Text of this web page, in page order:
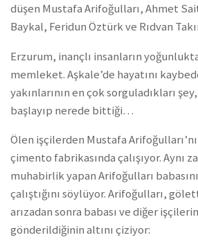
düşen Mustafa Arifoğulları, Ahmet
Baykal, Feridun Öztürk ve Rıdvan
Erzurum, inançlı insanların
memleket. Aşkale’de hayatını
yakınlarının en çok sorguladıkları
başlayıp nerede bittiği…
Ölen işçilerden Mustafa
çimento fabrikasında çalışıyor. Aynı
muhabirlik yapan Arifoğulları
çalıştığını söylüyor. Arifoğulları,
arızadan sonra babası ve diğer
gönderildiğinin altını çiziyor: